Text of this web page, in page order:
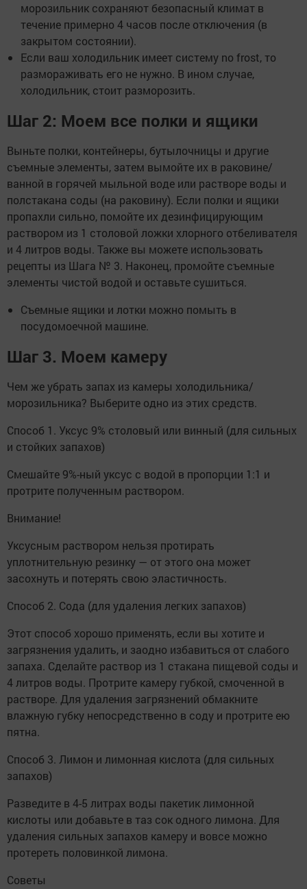
морозильник сохраняют безопасный климат в
течение примерно 4 часов после отключения (в
закрытом состоянии).
Если ваш холодильник имеет систему no frost, то
размораживать его не нужно. В ином случае,
холодильник, стоит разморозить.
Шаг 2: Моем все полки и ящики
Выньте полки, контейнеры, бутылочницы и другие
съемные элементы, затем вымойте их в раковине/
ванной в горячей мыльной воде или растворе воды и
полстакана соды (на раковину). Если полки и ящики
пропахли сильно, помойте их дезинфицирующим
раствором из 1 столовой ложки хлорного отбеливателя
и 4 литров воды. Также вы можете использовать
рецепты из Шага № 3. Наконец, промойте съемные
элементы чистой водой и оставьте сушиться.
Съемные ящики и лотки можно помыть в
посудомоечной машине.
Шаг 3. Моем камеру
Чем же убрать запах из камеры холодильника/
морозильника? Выберите одно из этих средств.
Способ 1. Уксус 9% столовый или винный (для сильных
и стойких запахов)
Смешайте 9%-ный уксус с водой в пропорции 1:1 и
протрите полученным раствором.
Внимание!
Уксусным раствором нельзя протирать
уплотнительную резинку — от этого она может
засохнуть и потерять свою эластичность.
Способ 2. Сода (для удаления легких запахов)
Этот способ хорошо применять, если вы хотите и
загрязнения удалить, и заодно избавиться от слабого
запаха. Сделайте раствор из 1 стакана пищевой соды и
4 литров воды. Протрите камеру губкой, смоченной в
растворе. Для удаления загрязнений обмакните
влажную губку непосредственно в соду и протрите ею
пятна.
Способ 3. Лимон и лимонная кислота (для сильных
запахов)
Разведите в 4-5 литрах воды пакетик лимонной
кислоты или добавьте в таз сок одного лимона. Для
удаления сильных запахов камеру и вовсе можно
протереть половинкой лимона.
Советы